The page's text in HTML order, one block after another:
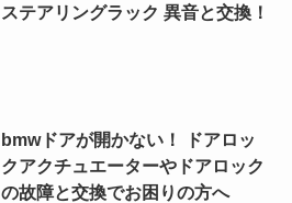
ステアリングラック 異音と交換！
bmwドアが開かない！ ドアロッ
クアクチュエーターやドアロック
の故障と交換でお困りの方へ